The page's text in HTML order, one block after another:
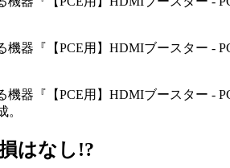
はなし!?